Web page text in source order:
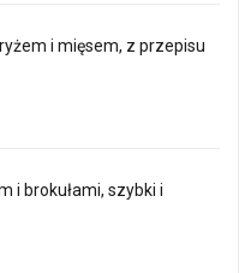
i mięsem, z przepisu
i brokułami, szybki i